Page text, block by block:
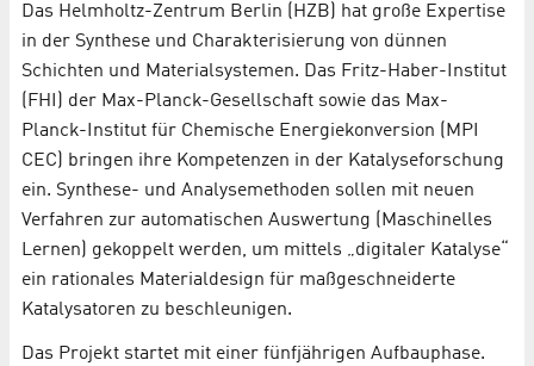
Das Helmholtz-Zentrum Berlin (HZB) hat große Expertise
in der Synthese und Charakterisierung von dünnen
Schichten und Materialsystemen. Das Fritz-Haber-Institut
(FHI) der Max-Planck-Gesellschaft sowie das Max-
Planck-Institut für Chemische Energiekonversion (MPI
CEC) bringen ihre Kompetenzen in der Katalyseforschung
ein. Synthese- und Analysemethoden sollen mit neuen
Verfahren zur automatischen Auswertung (Maschinelles
Lernen) gekoppelt werden, um mittels „digitaler Katalyse“
ein rationales Materialdesign für maßgeschneiderte
Katalysatoren zu beschleunigen.
Das Projekt startet mit einer fünfjährigen Aufbauphase.